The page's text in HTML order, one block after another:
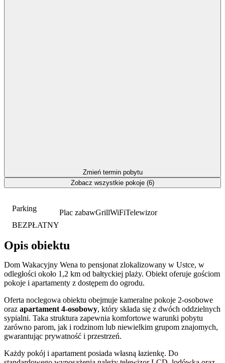
Parking
BEZPŁATNY
Plac zabawGrillWiFiTelewizor
Opis obiektu
Dom Wakacyjny Wena to pensjonat zlokalizowany w Ustce, w
odległości około 1,2 km od bałtyckiej plaży. Obiekt oferuje gościom
pokoje i apartamenty z dostępem do ogrodu.
Oferta noclegowa obiektu obejmuje kameralne pokoje 2-osobowe
oraz apartament 4-osobowy, który składa się z dwóch oddzielnych
sypialni. Taka struktura zapewnia komfortowe warunki pobytu
zarówno parom, jak i rodzinom lub niewielkim grupom znajomych,
gwarantując prywatność i przestrzeń.
Każdy pokój i apartament posiada własną łazienkę. Do
Zmień termin pobytu
Zobacz wszystkie pokoje (6)